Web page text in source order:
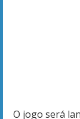
O jogo será